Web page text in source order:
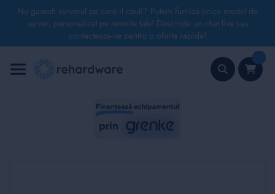
Nu gasesti serverul pe care il cauti? Putem furniza orice model de
server, personalizat pe nevoile tale! Deschide un chat live sau
contacteaza-ne pentru o oferta rapida!
la
Conținut